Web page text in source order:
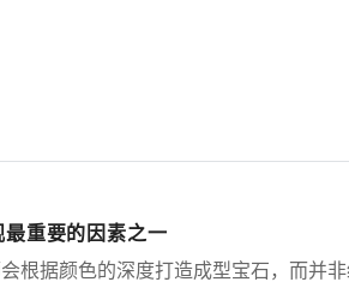
重要的因素之一
根据颜色的深度打造成型宝石，而并